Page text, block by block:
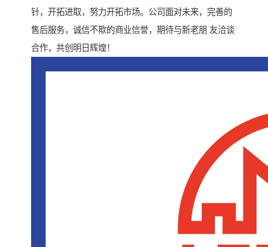
针，开拓进取，努力开拓市场。公司面对未来，完善的
售后服务，诚信不欺的商业信誉，期待与新老朋 友洽谈
合作，共创明日辉煌！